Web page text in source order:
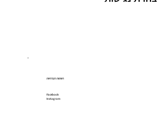
רשתות חברתיות
Facebook
Instagram